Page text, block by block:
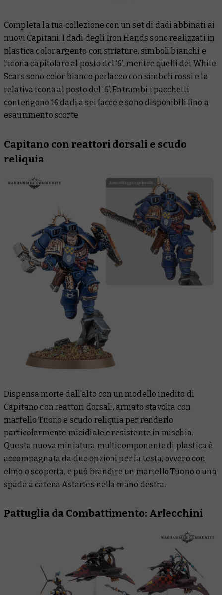
Completa la tua collezione con un set di dadi abbinati ai
nuovi Capitani. I dadi degli Iron Hands sono realizzati in
plastica color argento con striature, simboli bianchi e
l’icona capitolare al posto del ‘6’, mentre quelli dei White
Scars sono color bianco perlaceo con simboli rossi e la
relativa icona al posto del ‘6’. Entrambi i pacchetti
contengono 16 dadi a sei facce e sono disponibili fino a
esaurimento scorte.
Capitano con reattori dorsali e scudo
reliquia
Dispensa morte dall’alto con un modello inedito di
Capitano con reattori dorsali, armato stavolta con
martello Tuono e scudo reliquia per renderlo
particolarmente micidiale e resistente in mischia.
Questa nuova miniatura multicomponente di plastica è
accompagnata da due opzioni per la testa, ovvero con
elmo o scoperta, e può brandire un martello Tuono o una
spada a catena Astartes nella mano destra.
Pattuglia da Combattimento: Arlecchini